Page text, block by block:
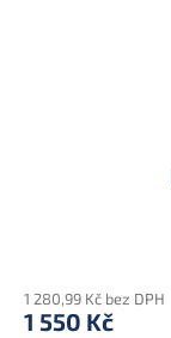
1 280,99 Kč bez DPH
1 550 Kč